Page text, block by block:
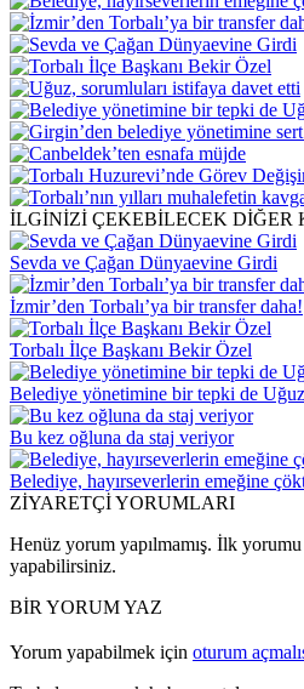
İLGİNİZİ ÇEKEBİLECEK DİĞER
Sevda ve Çağan Dünyaevine Girdi
İzmir’den Torbalı’ya bir transfer daha!
Torbalı İlçe Başkanı Bekir Özel
Belediye yönetimine bir tepki de
Bu kez oğluna da staj veriyor
Belediye, hayırseverlerin emeğine
ZİYARETÇİ YORUMLARI
Henüz yorum yapılmamış. İlk yorumu
yapabilirsiniz.
BİR YORUM YAZ
Yorum yapabilmek için oturum